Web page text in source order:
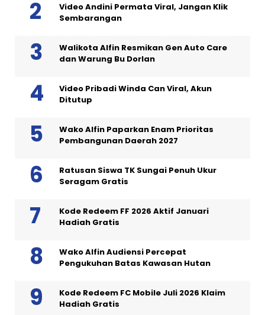
Video Andini Permata Viral, Jangan Klik
Sembarangan
Walikota Alfin Resmikan Gen Auto Care
dan Warung Bu Dorlan
Video Pribadi Winda Can Viral, Akun
Ditutup
Wako Alfin Paparkan Enam Prioritas
Pembangunan Daerah 2027
Ratusan Siswa TK Sungai Penuh Ukur
Seragam Gratis
Kode Redeem FF 2026 Aktif Januari
Hadiah Gratis
Wako Alfin Audiensi Percepat
Pengukuhan Batas Kawasan Hutan
Kode Redeem FC Mobile Juli 2026 Klaim
Hadiah Gratis